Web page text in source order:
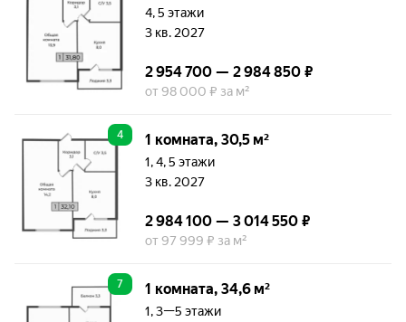
4, 5 этажи
3 кв. 2027
2 954 700 — 2 984 850 ₽
от 98 000 ₽ за м²
4 1 комната, 30,5 м²
1, 4, 5 этажи
3 кв. 2027
2 984 100 — 3 014 550 ₽
от 97 999 ₽ за м²
7 1 комната, 34,6 м²
1, 3—5 этажи